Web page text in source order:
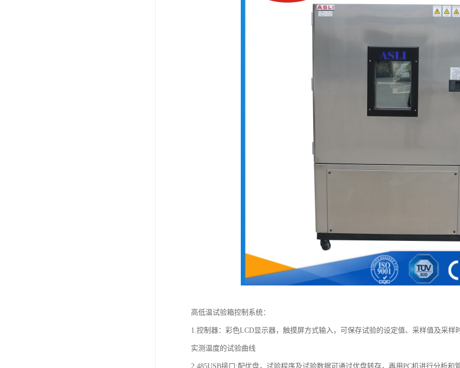
高低温试验箱控制系统：
1.控制器：彩色LCD显示器，触摸屏方式输入，可保存试验的设定值、采样值及采
实测温度的试验曲线
2.485USB接口:配优盘，试验程序及试验数据可通过优盘转存，再用PC机进行分析和管